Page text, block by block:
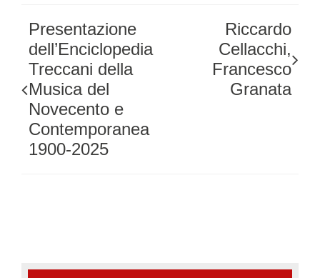
Presentazione
dell’Enciclopedia
Treccani della
Musica del
Novecento e
Contemporanea
1900-2025
Riccardo
Cellacchi,
Francesco
Granata